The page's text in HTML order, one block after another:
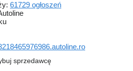
61729 ogłoszeń
sprzedawcę